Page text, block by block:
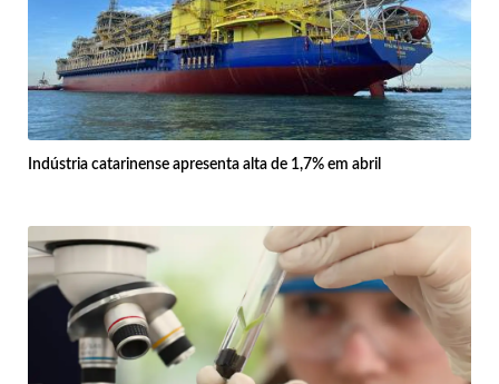
Indústria catarinense apresenta alta de 1,7% em abril